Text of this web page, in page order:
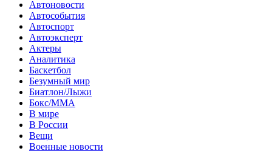
Автоновости
Автособытия
Автоспорт
Автоэксперт
Актеры
Аналитика
Баскетбол
Безумный мир
Биатлон/Лыжи
Бокс/MMA
В мире
В России
Вещи
Военные новости